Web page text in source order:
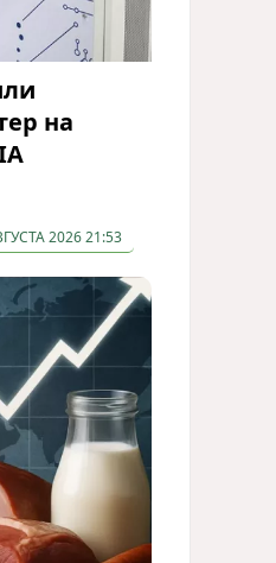
на
2026 21:53